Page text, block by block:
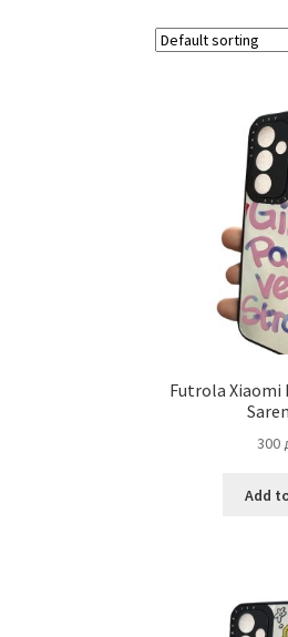
Futrola Xiaomi
300
Add